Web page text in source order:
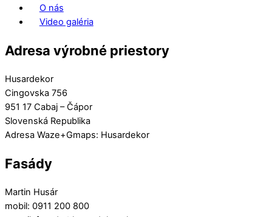
O nás
Video galéria
Adresa výrobné priestory
Husardekor
Cingovska 756
951 17 Cabaj – Čápor
Slovenská Republika
Adresa Waze+Gmaps: Husardekor
Fasády
Martin Husár
mobil: 0911 200 800